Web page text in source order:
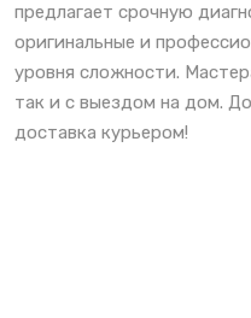
предлагает срочную
оригинальные и
уровня сложности.
так и с выездом на дом.
доставка курьером!